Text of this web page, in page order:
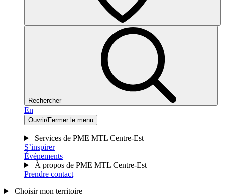
Rechercher
En
Ouvrir/Fermer le menu
Services de PME MTL Centre-Est
S’inspirer
Événements
À propos de PME MTL Centre-Est
Prendre contact
Choisir mon territoire